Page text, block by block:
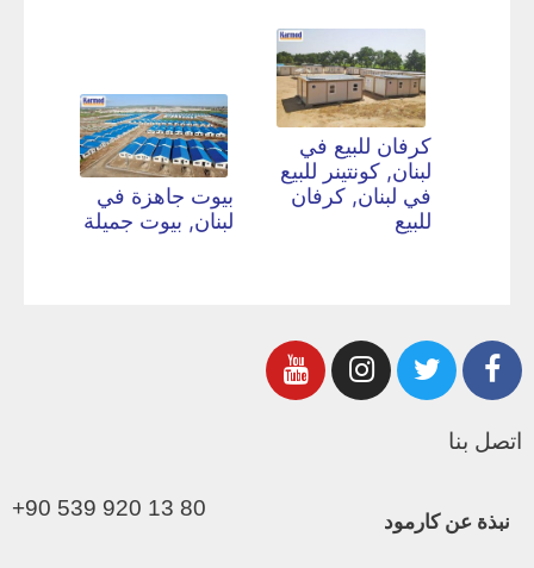
كرفان للبيع في
لبنان, كونتينر للبيع
في لبنان, كرفان
للبيع
بيوت جاهزة في
لبنان, بيوت جميلة
اتصل بنا
+90 539 920 13 80
نبذة عن كارمود